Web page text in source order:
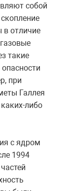
собой
в отличие
такие
при
Галлея
либо
с ядром
1994